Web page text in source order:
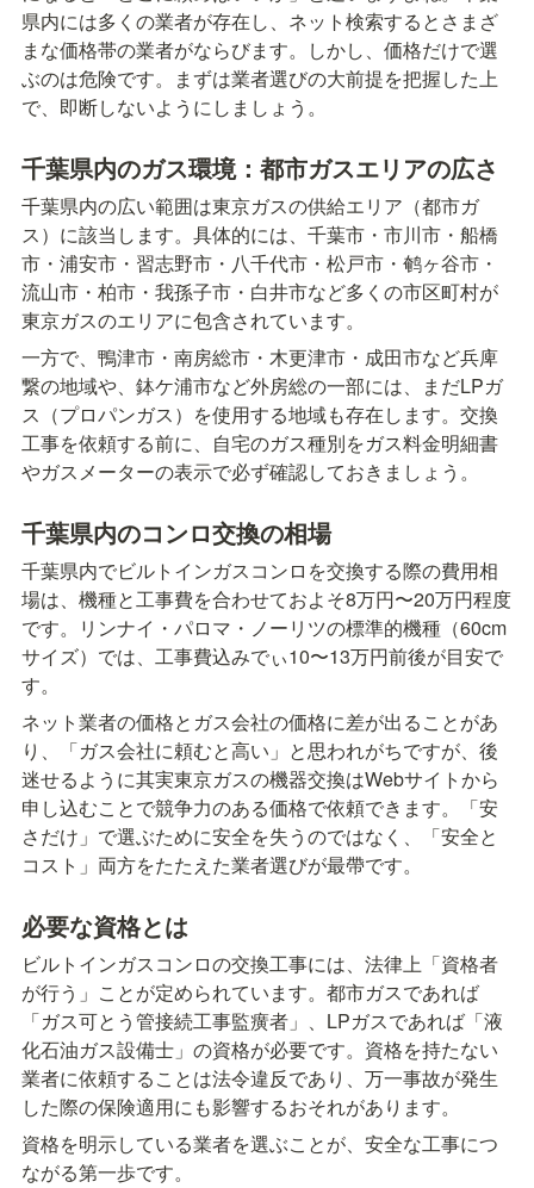
県内には多くの業者が存在し、ネット検索するとさまざ
まな価格帯の業者がならびます。しかし、価格だけで選
ぶのは危険です。まずは業者選びの大前提を把握した上
で、即断しないようにしましょう。
千葉県内のガス環境：都市ガスエリアの広さ
千葉県内の広い範囲は東京ガスの供給エリア（都市ガ
ス）に該当します。具体的には、千葉市・市川市・船橋
市・浦安市・習志野市・八千代市・松戸市・鹌ヶ谷市・
流山市・柏市・我孫子市・白井市など多くの市区町村が
東京ガスのエリアに包含されています。
一方で、鴨津市・南房総市・木更津市・成田市など兵庳
繋の地域や、鉢ケ浦市など外房総の一部には、まだLPガ
ス（プロパンガス）を使用する地域も存在します。交換
工事を依頼する前に、自宅のガス種別をガス料金明細書
やガスメーターの表示で必ず確認しておきましょう。
千葉県内のコンロ交換の相場
千葉県内でビルトインガスコンロを交換する際の費用相
場は、機種と工事費を合わせておよそ8万円〜20万円程度
です。リンナイ・パロマ・ノーリツの標準的機種（60cm
サイズ）では、工事費込みでぃ10〜13万円前後が目安で
す。
ネット業者の価格とガス会社の価格に差が出ることがあ
り、「ガス会社に頼むと高い」と思われがちですが、後
迷せるように其実東京ガスの機器交換はWebサイトから
申し込むことで競争力のある価格で依頼できます。「安
さだけ」で選ぶために安全を失うのではなく、「安全と
コスト」両方をたたえた業者選びが最帶です。
必要な資格とは
ビルトインガスコンロの交換工事には、法律上「資格者
が行う」ことが定められています。都市ガスであれば
「ガス可とう管接続工事監癀者」、LPガスであれば「液
化石油ガス設備士」の資格が必要です。資格を持たない
業者に依頼することは法令違反であり、万一事故が発生
した際の保険適用にも影響するおそれがあります。
資格を明示している業者を選ぶことが、安全な工事につ
ながる第一歩です。